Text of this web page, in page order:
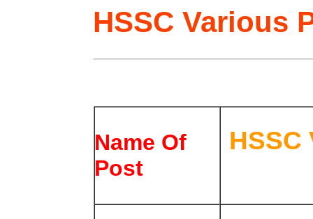
HSSC Various
Name Of
Post
HSSC